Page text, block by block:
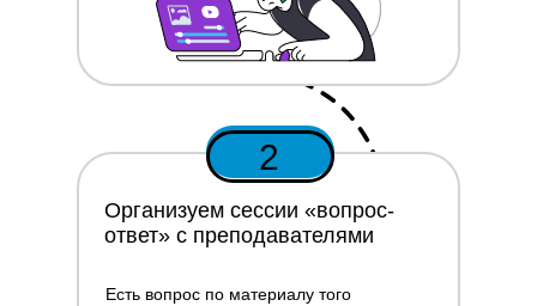
2
Организуем сессии «вопрос-
ответ» с преподавателями
Есть вопрос по материалу того